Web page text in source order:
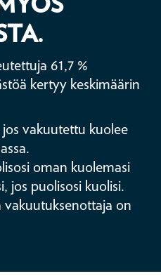
61,7 %
kertyy keskimäärin
vakuutettu kuolee
oman kuolemasi
jos puolisosi kuolisi.
vakuutuksenottaja on